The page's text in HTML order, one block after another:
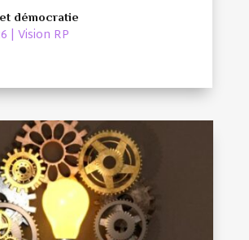
démocratie
| Vision RP